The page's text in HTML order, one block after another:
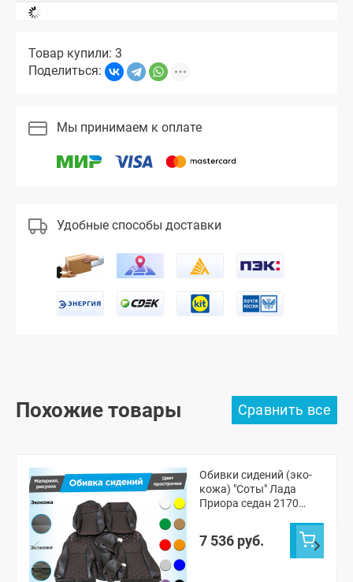
Товар купили: 3
Поделиться:
Мы принимаем к оплате
Удобные способы доставки
Похожие товары
Обивки сидений (эко-
кожа) "Соты" Лада
Приора седан 2170
подголовники)
7 536 руб.